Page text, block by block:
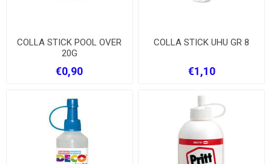
COLLA STICK POOL OVER
20G
€0,90
COLLA STICK UHU GR 8
€1,10